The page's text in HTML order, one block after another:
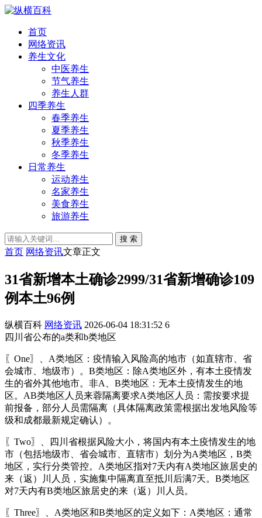
首页
网络资讯
养生文化
中医养生
节气养生
养生人群
四季养生
春季养生
夏季养生
秋季养生
冬季养生
日常养生
运动养生
名家养生
美食养生
旅游养生
搜 索
首页 网络资讯文章正文
31省新增本土确诊2999/31省新增确诊109
例本土96例
纵横百科 网络资讯 2026-06-04 18:31:52 6
四川省公布的a类和b类地区
〖One〗、A类地区：疫情输入风险高的地市（如直辖市、省
会城市、地级市）。B类地区：除A类地区外，有本土疫情发
生的省外其他地市。非A、B类地区：无本土疫情发生的地
区。AB类地区人员来蓉隔离要求A类地区人员：需按要求提
前报备，部分人员需隔离（具体隔离政策需根据出发地风险等
级和成都最新规定确认）。
〖Two〗、四川省根据风险大小，将国内有本土疫情发生的地
市（包括地级市、省会城市、直辖市）划分为A类地区，B类
地区，实行分类管控。A类地区指对7天内有A类地区旅居史的
来（返）川人员，实施集中隔离直至抵川后满7天。B类地区
对7天内有B类地区旅居史的来（返）川人员。
〖Three〗、A类地区和B类地区的定义如下：A类地区：通常